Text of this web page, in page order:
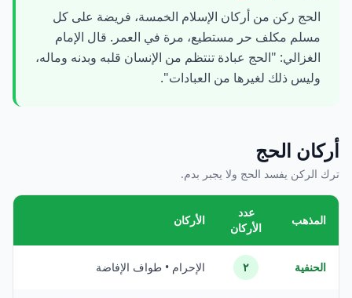
الحج ركن من أركان الإسلام الخمسة، فريضة على كل
مسلم مكلف حر مستطيع، مرة في العمر. قال الإمام
الغزالي: "الحج عبادة تنتظم من الإنسان قلبه وبدنه وماله،
وليس ذلك لغيرها من العبادات".
أركان الحج
ترك الركن يفسد الحج ولا يجبر بدم.
المذهب
عدد
الأركان
الأركان
الحنفية ٢ الإحرام • طواف الإفاضة